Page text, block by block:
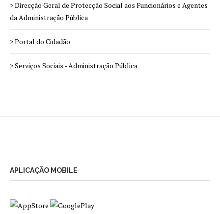
> Direcção Geral de Protecção Social aos Funcionários e Agentes
da Administração Pública
> Portal do Cidadão
> Serviços Sociais - Administração Pública
APLICAÇÃO MOBILE